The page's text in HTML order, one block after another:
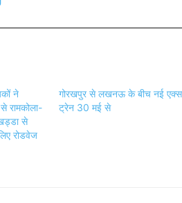
ने
रामकोला-
से
रोडवेज
गोरखपुर से लखनऊ के बीच नई
ट्रेन 30 मई से